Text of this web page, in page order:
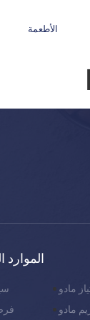
الأطعمة
مادو
مادو
الموارد